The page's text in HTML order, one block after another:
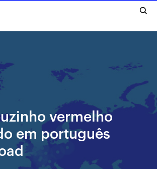
vermelho
em português